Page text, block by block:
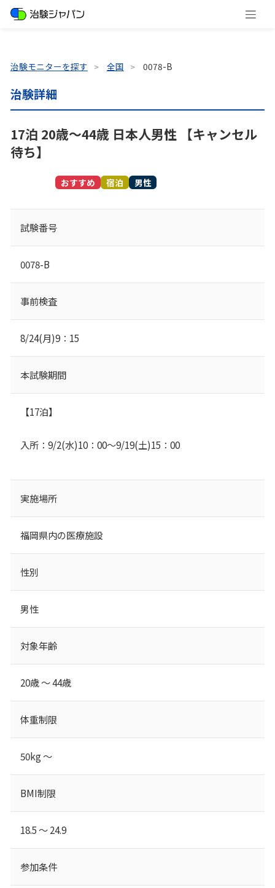
治験モニターを探す 全国 0078-B
治験詳細
17泊 20歳～44歳 日本人男性 【キャンセル
待ち】
おすすめ 宿泊 男性
試験番号
0078-B
事前検査
8/24(月)9：15
本試験期間
【17泊】
入所：9/2(水)10：00～9/19(土)15：00
実施場所
福岡県内の医療施設
性別
男性
対象年齢
20歳 ～ 44歳
体重制限
50kg ～
BMI制限
18.5 ～ 24.9
参加条件